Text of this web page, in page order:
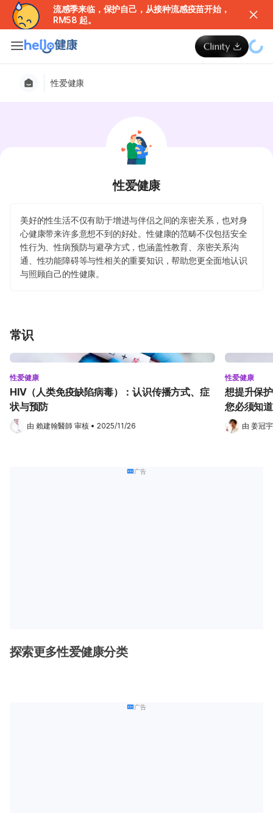
流感季来临，保护自己，从接种流感疫苗开始，
RM58 起。
性爱健康
性爱健康
美好的性生活不仅有助于增进与伴侣之间的亲密关系，也对身
心健康带来许多意想不到的好处。性健康的范畴不仅包括安全
性行为、性病预防与避孕方式，也涵盖性教育、亲密关系沟
通、性功能障碍等与性相关的重要知识，帮助您更全面地认识
与照顾自己的性健康。
常识
性爱健康
HIV（人类免疫缺陷病毒）：认识传播方式、症
状与预防
由 賴建翰醫師 审核 • 2025/11/26
性爱健康
想提升保
您必须知道
由 姜冠
广告
探索更多性爱健康分类
广告